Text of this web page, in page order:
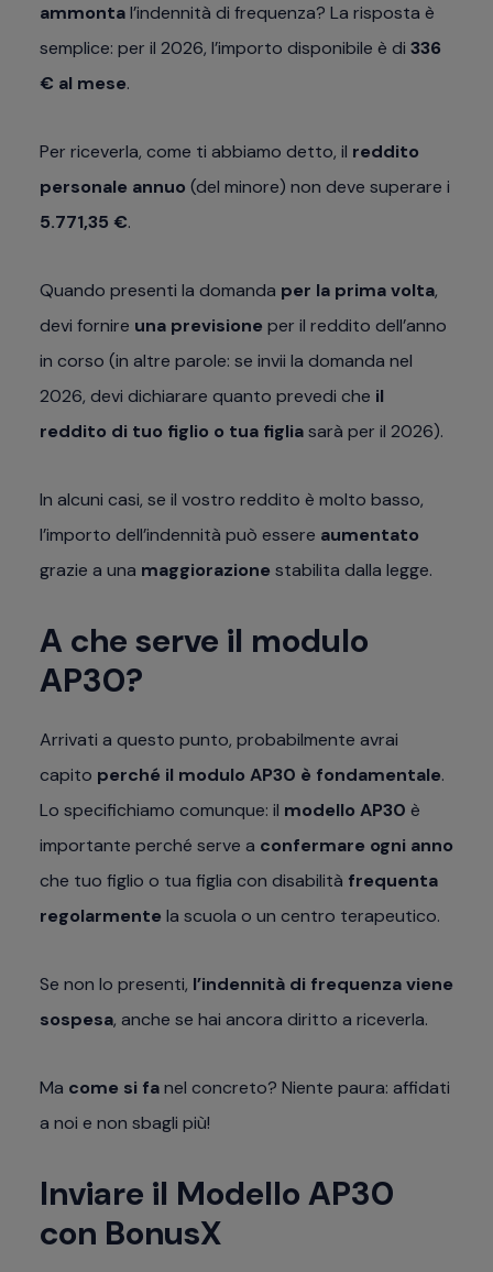
ammontal’indennità di frequenza? La risposta è
semplice: per il 2026, l’importo disponibile è di 336
€ al mese.
Per riceverla, come ti abbiamo detto, il reddito
personale annuo (del minore) non deve superare i
5.771,35 €.
Quando presenti la domanda per la prima volta,
devi fornire una previsione per il reddito dell’anno
in corso (in altre parole: se invii la domanda nel
2026, devi dichiarare quanto prevedi che il
reddito di tuo figlio o tua figliasarà per il 2026).
In alcuni casi, se il vostro reddito è molto basso,
l’importo dell’indennità può essere aumentato
grazie a una maggiorazione stabilita dalla legge.
A che serve il modulo
AP30?
Arrivati a questo punto, probabilmente avrai
capito perché il modulo AP30 è fondamentale.
Lo specifichiamo comunque: il modello AP30 è
importante perché serve a confermare ogni anno
che tuo figlio o tua figlia con disabilità frequenta
regolarmente la scuola o un centro terapeutico.
Se non lo presenti, l’indennità di frequenza viene
sospesa, anche se hai ancora diritto a riceverla.
Ma come si fanel concreto? Niente paura: affidati
a noi e non sbagli più!
Inviare il Modello AP30
con BonusX